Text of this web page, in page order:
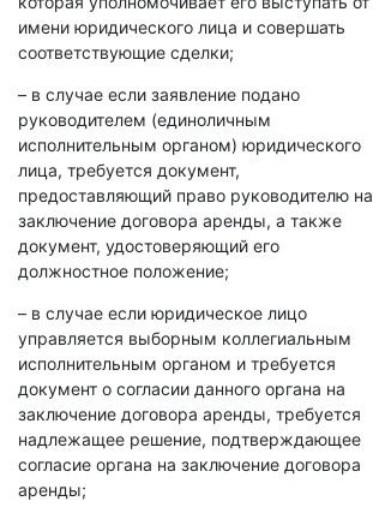
имени юридического лица и совершать
соответствующие сделки;
– в случае если заявление подано
руководителем (единоличным
исполнительным органом) юридического
лица, требуется документ,
предоставляющий право руководителю на
заключение договора аренды, а также
документ, удостоверяющий его
должностное положение;
– в случае если юридическое лицо
управляется выборным коллегиальным
исполнительным органом и требуется
документ о согласии данного органа на
заключение договора аренды, требуется
надлежащее решение, подтверждающее
согласие органа на заключение договора
аренды;